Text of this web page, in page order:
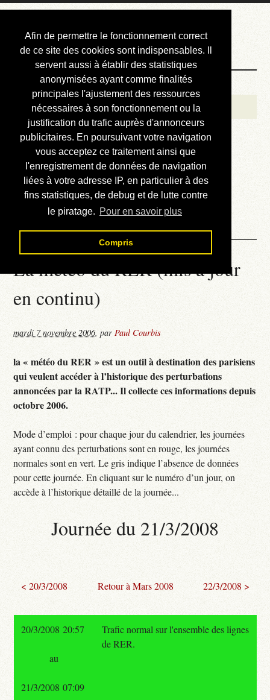
Afin de permettre le fonctionnement correct
de ce site des cookies sont indispensables. Il
servent aussi à établir des statistiques
anonymisées ayant comme finalités
principales l'ajustement des ressources
nécessaires à son fonctionnement ou la
justification du trafic auprès d'annonceurs
publicitaires. En poursuivant votre navigation
vous acceptez ce traitement ainsi que
l'enregistrement de données de navigation
liées à votre adresse IP, en particulier à des
fins statistiques, de debug et de lutte contre
le piratage. Pour en savoir plus
Compris
Courbis, « LE »
Blog Officiel
Bienvenue
Réalisations
Divers (et d’été)
Annonces
Liens externes
Téléchargement
Contact
La météo du RER (mis à jour
en continu)
mardi 7 novembre 2006,parPaul Courbis
la « météo du RER » est un outil à destination des parisiens
qui veulent accéder à l’historique des perturbations
annoncées par la RATP... Il collecte ces informations depuis
octobre 2006.
Mode d’emploi : pour chaque jour du calendrier, les journées
ayant connu des perturbations sont en rouge, les journées
normales sont en vert. Le gris indique l’absence de données
pour cette journée. En cliquant sur le numéro d’un jour, on
accède à l’historique détaillé de la journée...
Journée du 21/3/2008
< 20/3/2008 Retour à Mars 2008 22/3/2008 >
20/3/2008 20:57
Trafic normal sur l'ensemble des lignes
de RER.
au
21/3/2008 07:09